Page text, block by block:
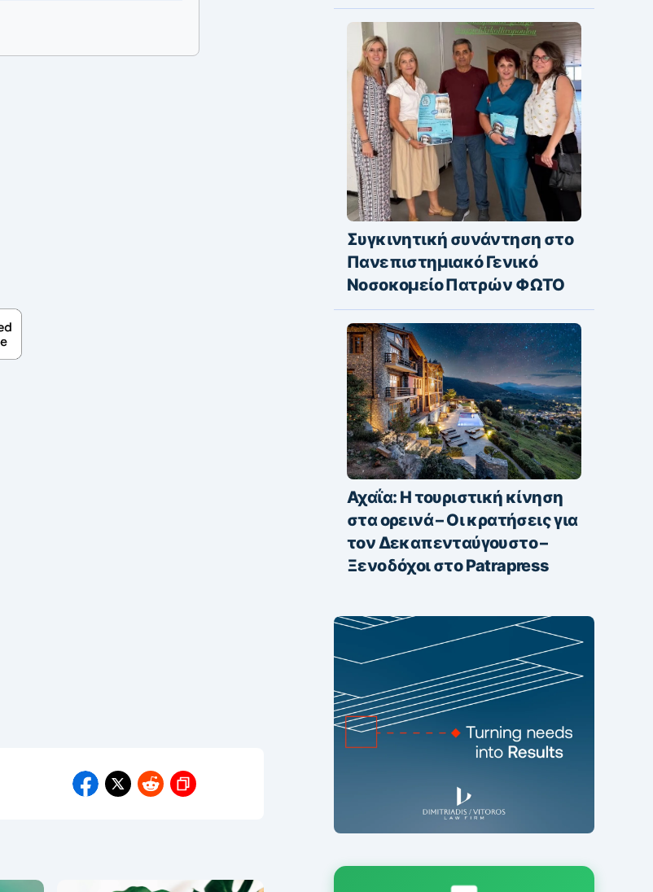
Συγκινητική συνάντηση στο
Πανεπιστημιακό Γενικό
Νοσοκομείο Πατρών ΦΩΤΟ
Αχαΐα: Η τουριστική κίνηση
στα ορεινά – Οι κρατήσεις για
τον Δεκαπενταύγουστο –
Ξενοδόχοι στο Patrapress